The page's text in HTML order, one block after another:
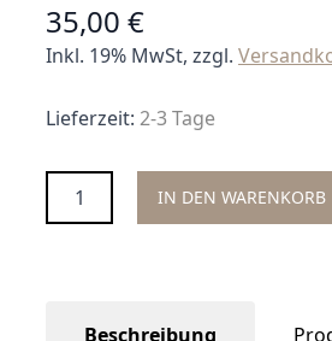
35,00 €
Inkl. 19% MwSt, zzgl.
Lieferzeit: 2-3 Tage
Menge IN DEN WARENKORB
Beschreibung